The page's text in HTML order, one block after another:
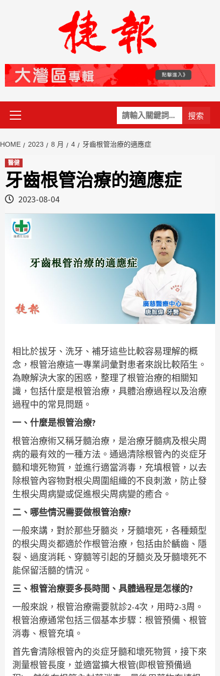
關
鍵
Primary
Menu
HOME 2023 8 月 4 牙齒根管治療的適應症
醫健
牙齒根管治療的適應症
2023-08-04
相比於拔牙、洗牙、補牙這些比較容易理解的概
念，根管治療這一專業詞彙對患者來說比較陌生。
為瞭解決大家的困惑，整理了根管治療的相關知
識，包括什麼是根管治療，具體治療過程以及治療
過程中的常見問題。
一、什麼是根管治療?
根管治療術又稱牙髓治療，是治療牙髓病及根尖周
病的最有效的一種方法。通過清除根管內的炎症牙
髓和壞死物質，並進行適當消毒，充填根管，以去
除根管內容物對根尖周圍組織的不良刺激，防止發
生根尖周病變或促進根尖周病變的癒合。
二、哪些情況需要做根管治療?
一般來講，對於那些牙髓炎，牙髓壞死，各種類型
的根尖周炎都適於作根管治療，包括由於齲齒、隱
裂、過度消耗、穿髓等引起的牙髓炎及牙髓壞死不
能保留活髓的情況。
三、根管治療要多長時間、具體過程是怎樣的?
一般來說，根管治療需要就診2-4次，用時2-3周。
根管治療通常包括三個基本步驟：根管預備、根管
消毒、根管充填。
首先會清除根管內的炎症牙髓和壞死物質，接下來
測量根管長度，並適當擴大根管(即根管預備過